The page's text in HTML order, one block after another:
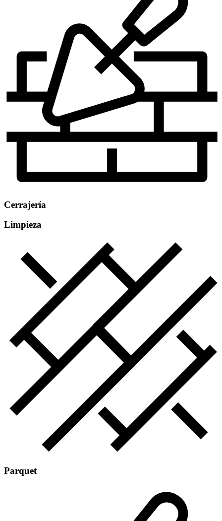
Cerrajería
Limpieza
Parquet